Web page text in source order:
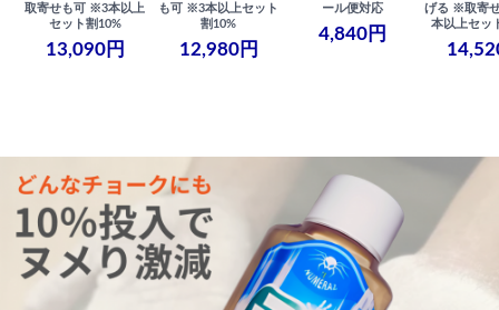
取寄せも可 ※3本以上
セット割10%
13,090円
も可 ※3本以上セット
割10%
12,980円
ール便対応
4,840円
げる ※取寄
本以上セッ